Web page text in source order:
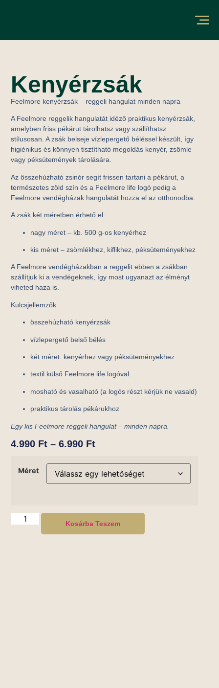
Kenyérzsák
Feelmore kenyérzsák – reggeli hangulat minden napra
A Feelmore reggelik hangulatát idéző praktikus kenyérzsák,
amelyben friss pékárut tárolhatsz vagy szállíthatsz
stílusosan. A zsák belseje vízlepergető béléssel készült, így
higiénikus és könnyen tisztítható megoldás kenyér, zsömle
vagy péksütemények tárolására.
Az összehúzható zsinór segít frissen tartani a pékárut, a
természetes zöld szín és a Feelmore life logó pedig a
Feelmore vendégházak hangulatát hozza el az otthonodba.
A zsák két méretben érhető el:
nagy méret – kb. 500 g-os kenyérhez
kis méret – zsömlékhez, kiflikhez, péksüteményekhez
A Feelmore vendégházakban a reggelit ebben a zsákban
szállítjuk ki a vendégeknek, így most ugyanazt az élményt
viheted haza is.
Kulcsjellemzők
összehúzható kenyérzsák
vízlepergető belső bélés
két méret: kenyérhez vagy péksüteményekhez
textil külső Feelmore life logóval
mosható és vasalható (a logós részt kérjük ne vasald)
praktikus tárolás pékárukhoz
Egy kis Feelmore reggeli hangulat – minden napra.
4.990 Ft – 6.990 Ft
Méret
Kosárba Teszem